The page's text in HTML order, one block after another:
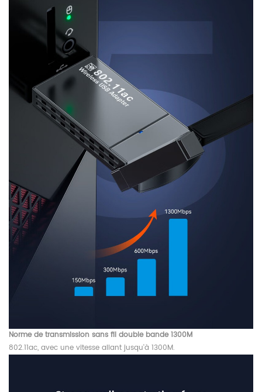
Norme de transmission sans fil double bande 1300M
802.11ac, avec une vitesse allant jusqu'à 1300M.